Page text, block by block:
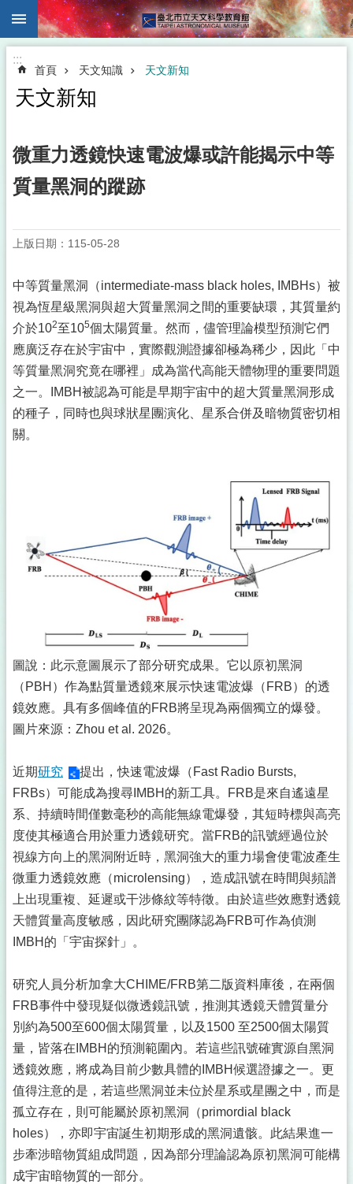
跳到主要內容區塊
:::
首頁 天文知識 天文新知
天文新知
微重力透鏡快速電波爆或許能揭示中等
質量黑洞的蹤跡
上版日期：115-05-28
中等質量黑洞（intermediate-mass black holes, IMBHs）被
視為恆星級黑洞與超大質量黑洞之間的重要缺環，其質量約
介於102至105個太陽質量。然而，儘管理論模型預測它們
應廣泛存在於宇宙中，實際觀測證據卻極為稀少，因此「中
等質量黑洞究竟在哪裡」成為當代高能天體物理的重要問題
之一。IMBH被認為可能是早期宇宙中的超大質量黑洞形成
的種子，同時也與球狀星團演化、星系合併及暗物質密切相
關。
圖說：此示意圖展示了部分研究成果。它以原初黑洞
（PBH）作為點質量透鏡來展示快速電波爆（FRB）的透
鏡效應。具有多個峰值的FRB將呈現為兩個獨立的爆發。
圖片來源：Zhou et al. 2026。
近期研究
提出，快速電波爆（Fast Radio Bursts,
FRBs）可能成為搜尋IMBH的新工具。FRB是來自遙遠星
系、持續時間僅數毫秒的高能無線電爆發，其短時標與高亮
度使其極適合用於重力透鏡研究。當FRB的訊號經過位於
視線方向上的黑洞附近時，黑洞強大的重力場會使電波產生
微重力透鏡效應（microlensing），造成訊號在時間與頻譜
上出現重複、延遲或干涉條紋等特徵。由於這些效應對透鏡
天體質量高度敏感，因此研究團隊認為FRB可作為偵測
IMBH的「宇宙探針」。
研究人員分析加拿大CHIME/FRB第二版資料庫後，在兩個
FRB事件中發現疑似微透鏡訊號，推測其透鏡天體質量分
別約為500至600個太陽質量，以及1500 至2500個太陽質
量，皆落在IMBH的預測範圍內。若這些訊號確實源自黑洞
透鏡效應，將成為目前少數具體的IMBH候選證據之一。更
值得注意的是，若這些黑洞並未位於星系或星團之中，而是
孤立存在，則可能屬於原初黑洞（primordial black
holes），亦即宇宙誕生初期形成的黑洞遺骸。此結果進一
步牽涉暗物質組成問題，因為部分理論認為原初黑洞可能構
成宇宙暗物質的一部分。